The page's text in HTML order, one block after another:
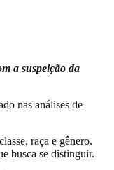
a suspeição da
nas análises de
raça e gênero.
busca se distinguir.